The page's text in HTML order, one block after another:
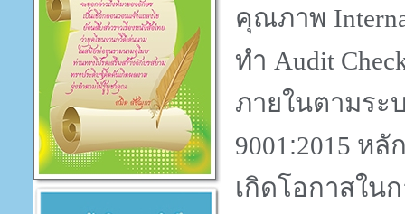
คุณภาพ
ทำ Audit
ภายในตามร
9001 :2015 หลั
เกิดโอกาสใน